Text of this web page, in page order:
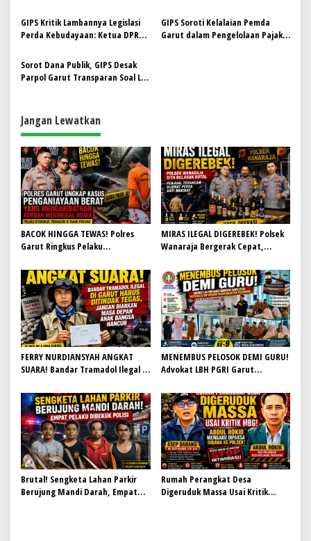
GIPS Kritik Lambannya Legislasi
Perda Kebudayaan: Ketua DPRD
Agenda Strategis
GIPS Soroti Kelalaian Pemda
Garut dalam Pengelolaan Pajak
Sorot Dana Publik, GIPS Desak
Parpol Garut Transparan Soal LPJ
Jangan Lewatkan
BACOK HINGGA TEWAS! Polres
Garut Ringkus Pelaku
Banyuresmi, Terancam 10 Tahun
Penjara
MIRAS ILEGAL DIGEREBEK! Polsek
Wanaraja Bergerak Cepat,
Anti Maksiat
FERRY NURDIANSYAH ANGKAT
SUARA! Bandar Tramadol Ilegal di
Jangan Biarkan Masa Depan Anak
Bangsa Hancur
MENEMBUS PELOSOK DEMI GURU!
Advokat LBH PGRI Garut
Setiap Pendidik Paham Hukum
dan Terlindungi
Brutal! Sengketa Lahan Parkir
Berujung Mandi Darah, Empat
Rumah Perangkat Desa
Digeruduk Massa Usai Kritik